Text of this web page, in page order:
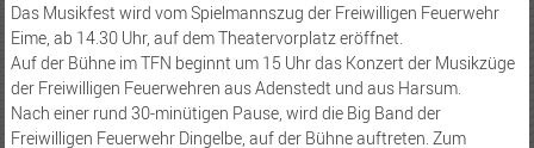
Das Musikfest wird vom Spielmannszug der Freiwilligen Feuerwehr
Eime, ab 14.30 Uhr, auf dem Theatervorplatz eröffnet.
Auf der Bühne im TFN beginnt um 15 Uhr das Konzert der Musikzüge
der Freiwilligen Feuerwehren aus Adenstedt und aus Harsum.
Nach einer rund 30-minütigen Pause, wird die Big Band der
Freiwilligen Feuerwehr Dingelbe, auf der Bühne auftreten. Zum